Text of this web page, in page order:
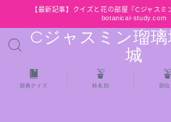
【最新記事】クイズと花の部屋『Cジャスミ
botanical-study.com
Cジャスミン瑠璃
城
MENU
HOME
辞典クイズ 科名別 部